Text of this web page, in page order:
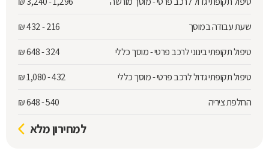
שעת עבודה במוסך
216 - 432
₪
טיפול תקופתי בינוני לרכב פרטי - מוסך כללי
324 - 648
₪
טיפול תקופתי גדול לרכב פרטי - מוסך כללי
432 - 1,080
₪
החלפת ציריה
540 - 648
₪
למחירון מלא